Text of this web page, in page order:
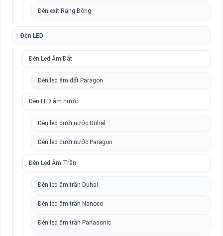
Đèn exit Rạng Đông
Đèn LED
Đèn Led Âm Đất
Đèn led âm đất Paragon
Đèn LED âm nước
Đèn led dưới nước Duhal
Đèn led dưới nước Paragon
Đèn Led Âm Trần
Đèn led âm trần Duhal
Đèn led âm trần Nanoco
Đèn led âm trần Panasonic